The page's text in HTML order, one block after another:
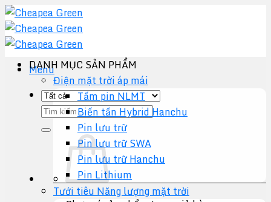
Chuyển
đến
nội
dung
Menu
Tìm
kiếm:
DANH MỤC SẢN PHẨM
Điện mặt trời áp mái
Tấm pin NLMT
Biến tần Hybrid Hanchu
Pin lưu trữ
Pin lưu trữ SWA
Pin lưu trữ Hanchu
Pin Lithium
Tưới tiêu Năng lượng mặt trời